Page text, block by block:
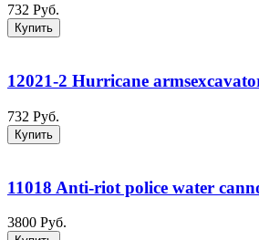
732 Руб.
Купить
12021-2 Hurricane
732 Руб.
Купить
11018 Anti-riot police water
3800 Руб.